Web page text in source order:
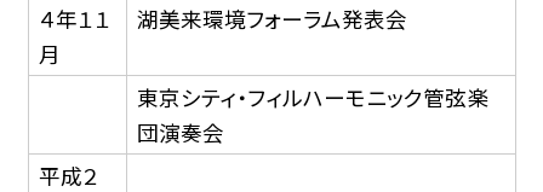
４年１１
月
湖美来環境フォーラム発表会
東京シティ・フィルハーモニック管弦楽
団演奏会
平成２